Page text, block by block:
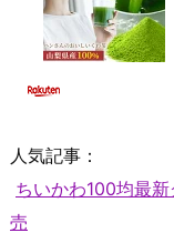
人気記事：
ちいかわ100均最
売